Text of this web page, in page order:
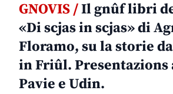
GNOVIS /Il gnûf libri
«Di scjas in scjas» di
Floramo, su la storie
in Friûl. Presentazions
Pavie e Udin.